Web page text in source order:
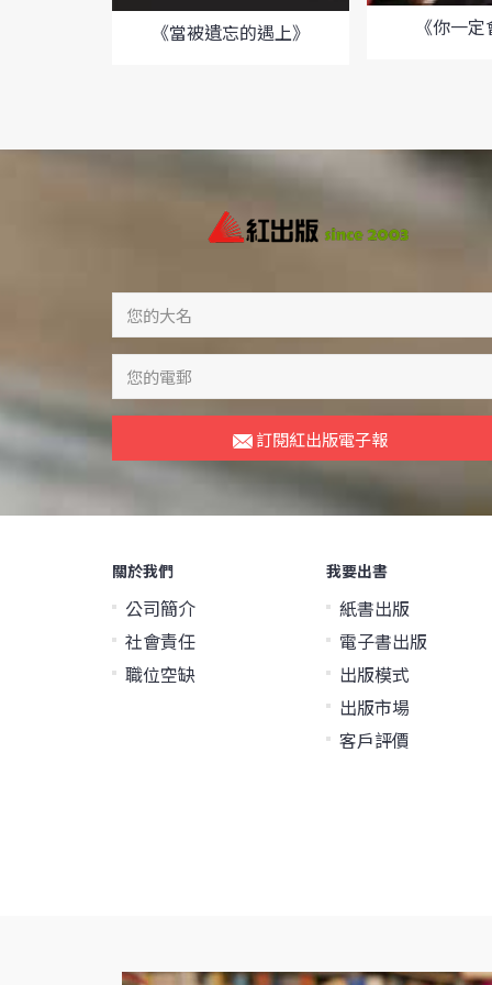
《當被遺忘的遇上》 《你一
訂閱紅出版電子報
關於我們
公司簡介
社會責任
職位空缺
我要出書
紙書出版
電子書出版
出版模式
出版市場
客戶評價